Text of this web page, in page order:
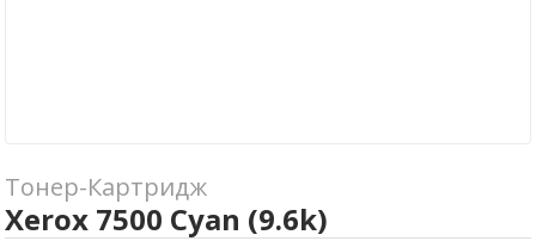
Тонер-Картридж
Xerox 7500 Cyan (9.6k)